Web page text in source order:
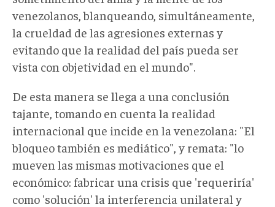
venezolanos, blanqueando, simultáneamente,
la crueldad de las agresiones externas y
evitando que la realidad del país pueda ser
vista con objetividad en el mundo".
De esta manera se llega a una conclusión
tajante, tomando en cuenta la realidad
internacional que incide en la venezolana: "El
bloqueo también es mediático", y remata: "lo
mueven las mismas motivaciones que el
económico: fabricar una crisis que 'requeriría'
como 'solución' la interferencia unilateral y